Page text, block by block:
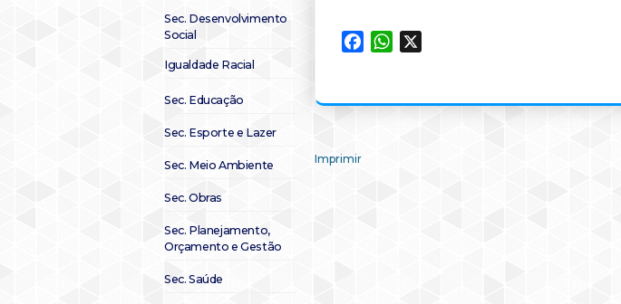
Sec. Desenvolvimento
Social
Igualdade Racial
Sec. Educação
Sec. Esporte e Lazer
Sec. Meio Ambiente
Sec. Obras
Sec. Planejamento,
Orçamento e Gestão
Sec. Saúde
FacebookWhatsApp
Imprimir